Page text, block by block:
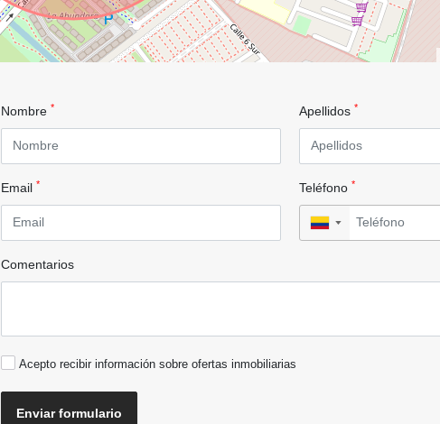
Nombre * Apellidos *
Email * Teléfono *
▼
Comentarios
Acepto recibir información sobre ofertas inmobiliarias
Enviar formulario